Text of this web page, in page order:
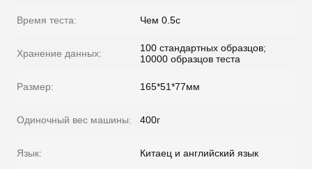
Время теста: Чем 0.5с
Хранение данных:
100 стандартных образцов;
10000 образцов теста
Размер: 165*51*77мм
Одиночный вес машины: 400г
Язык: Китаец и английский язык